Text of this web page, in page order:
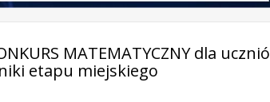
MATEMATYCZNY dla
etapu miejskiego